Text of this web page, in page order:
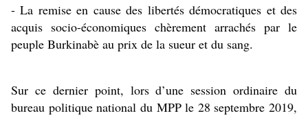
- La remise en cause des libertés démocratiques et des
acquis socio-économiques chèrement arrachés par le
peuple Burkinabè au prix de la sueur et du sang.
Sur ce dernier point, lors d’une session ordinaire du
bureau politique national du MPP le 28 septembre 2019,